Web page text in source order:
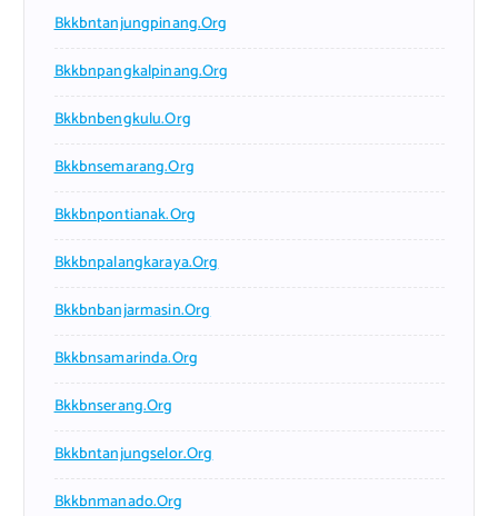
Bkkbntanjungpinang.org
Bkkbnpangkalpinang.org
Bkkbnbengkulu.org
Bkkbnsemarang.org
Bkkbnpontianak.org
Bkkbnpalangkaraya.org
Bkkbnbanjarmasin.org
Bkkbnsamarinda.org
Bkkbnserang.org
Bkkbntanjungselor.org
Bkkbnmanado.org